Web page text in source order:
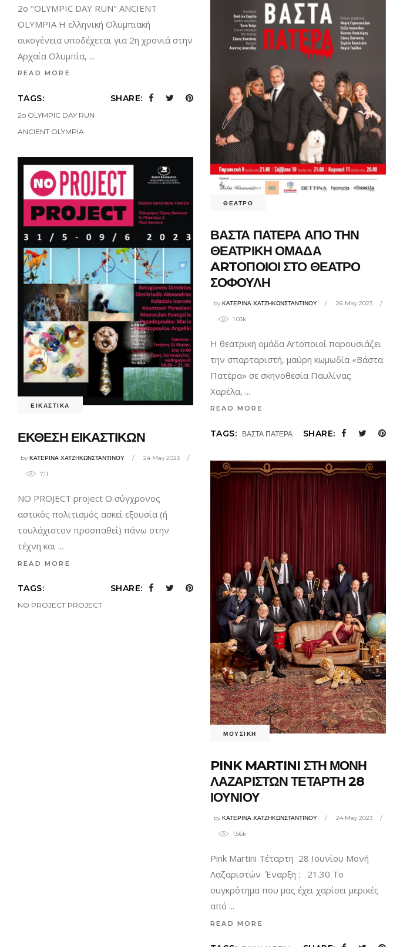
2ο "OLYMPIC DAY RUN" ANCIENT
OLYMPIA Η ελληνική Ολυμπιακή
οικογένεια υποδέχεται για 2η χρονιά στην
Αρχαία Ολυμπία,
READ MORE
TAGS:
2o OLYMPIC DAY RUN
ANCIENT OLYMPIA
SHARE:
ΘΕΑΤΡΟ
ΒΑΣΤΑ ΠΑΤΕΡΑ ΑΠΟ ΤΗΝ
ΘΕΑΤΡΙΚΗ ΟΜΑΔΑ
ARTΟΠΟΙΟΙ ΣΤΟ ΘΕΑΤΡΟ
ΣΟΦΟΥΛΗ
byΚΑΤΕΡΙΝΑ ΧΑΤΖΗΚΩΝΣΤΑΝΤΙΝΟΥ 26 May 2023
1.03k
Η θεατρική ομάδα Artοποιοί παρουσιάζει
την σπαρταριστή, μαύρη κωμωδία «Βάστα
Πατέρα» σε σκηνοθεσία Παυλίνας
Χαρέλα,
READ MORE
TAGS: ΒΑΣΤΑ ΠΑΤΕΡΑ SHARE:
ΕΙΚΑΣΤΙΚΑ
ΕΚΘΕΣΗ ΕΙΚΑΣΤΙΚΩΝ
byΚΑΤΕΡΙΝΑ ΧΑΤΖΗΚΩΝΣΤΑΝΤΙΝΟΥ 24 May 2023
711
NO PROJECT project Ο σύγχρονος
αστικός πολιτισμός ασκεί εξουσία (ή
τουλάχιστον προσπαθεί) πάνω στην
τέχνη και
READ MORE
TAGS:
NO PROJECT PROJECT
SHARE:
ΜΟΥΣΙΚΗ
PINK MARTINI ΣΤΗ ΜΟΝΗ
ΛΑΖΑΡΙΣΤΩΝ ΤΕΤΑΡΤΗ 28
ΙΟΥΝΙΟΥ
byΚΑΤΕΡΙΝΑ ΧΑΤΖΗΚΩΝΣΤΑΝΤΙΝΟΥ 24 May 2023
1.56k
Pink Martini Τέταρτη 28 Ιουνίου Μονή
Λαζαριστών Έναρξη : 21.30 Tο
συγκρότημα που μας έχει χαρίσει μερικές
από
READ MORE